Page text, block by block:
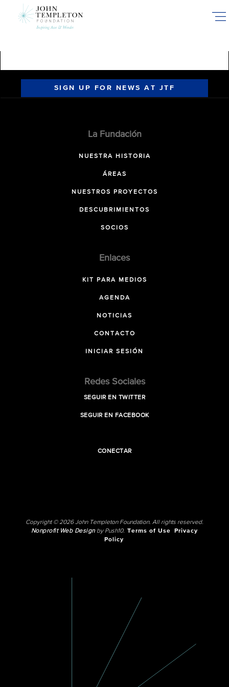
SIGN UP FOR NEWS AT JTF
La Fundación
NUESTRA HISTORIA
ÁREAS
NUESTROS PROYECTOS
DESCUBRIMIENTOS
SOCIOS
Enlaces
KIT PARA MEDIOS
AGENDA
NOTICIAS
CONTACTO
INICIAR SESIÓN
Redes Sociales
SEGUIR EN TWITTER
SEGUIR EN FACEBOOK
CONECTAR
Copyright © 2026 John Templeton Foundation. All rights reserved.
Nonprofit Web Designby Push10. Terms of Use
Privacy
Policy